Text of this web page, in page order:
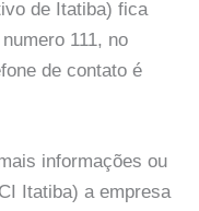
de Itatiba) fica
111, no
de contato é
informações ou
Itatiba) a empresa